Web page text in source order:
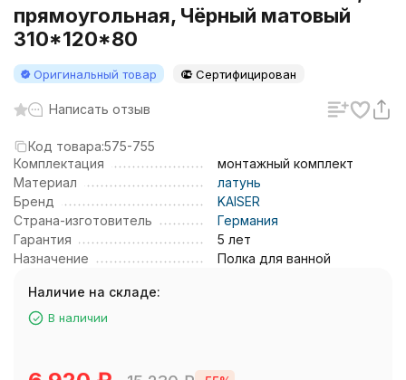
прямоугольная, Чёрный матовый
310*120*80
Оригинальный товар Сертифицирован
Написать отзыв
Код товара:575-755
Комплектация
монтажный комплект
Материал
латунь
Бренд
KAISER
Страна-изготовитель
Германия
Гарантия
5 лет
Назначение
Полка для ванной
Наличие на складе:
В наличии